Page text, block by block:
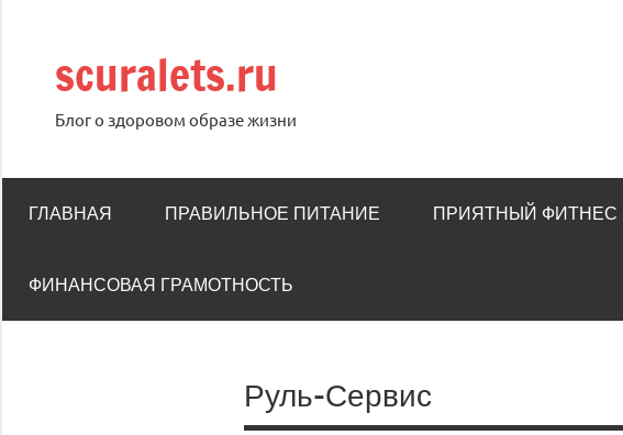
содержимому
scuralets.ru
Блог о здоровом образе жизни
ГЛАВНАЯ ПРАВИЛЬНОЕ ПИТАНИЕ ПРИЯТНЫЙ ФИТНЕС
ФИНАНСОВАЯ ГРАМОТНОСТЬ
Руль-Сервис